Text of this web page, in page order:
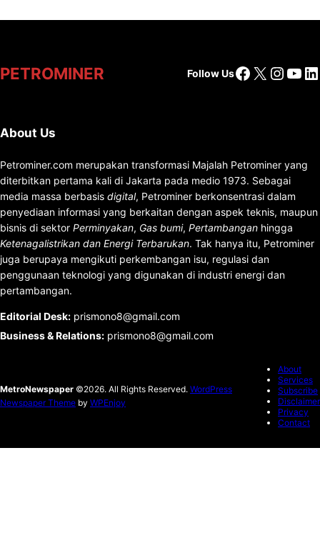
PETROMINER Follow UsFacebook
X
About Us
Petrominer.com merupakan transformasi Majalah Petrominer yang
diterbitkan pertama kali di Jakarta pada medio 1973. Sebagai
media massa berbasis digital, Petrominer berkonsentrasi dalam
penyediaan informasi yang berkaitan dengan aspek teknis, maupun
bisnis di sektor Perminyakan, Gas bumi, Pertambangan hingga
Ketenagalistrikan dan Energi Terbarukan. Tak hanya itu, Petrominer
juga berupaya mengikuti perkembangan isu, regulasi dan
penggunaan teknologi yang digunakan di industri energi dan
pertambangan.
Editorial Desk: prismono8@gmail.com
Business & Relations: prismono8@gmail.com
MetroNewspaper ©2026. All Rights Reserved. WordPress
Newspaper Theme by WPEnjoy
About
Services
Subscribe
Disclaimer
Privacy
Contact